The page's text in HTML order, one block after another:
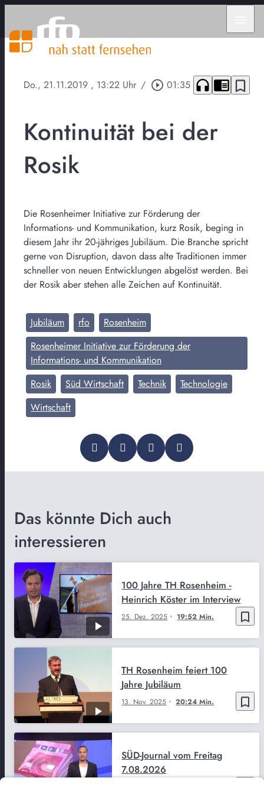
Do., 21.11.2019 , 13:22 Uhr / play_circle_outline 01:35 headphones chrome_reader_mode bookmark_border
Kontinuität bei der
Rosik
Die Rosenheimer Initiative zur Förderung der
Informations- und Kommunikation, kurz Rosik, beging in
diesem Jahr ihr 20-jähriges Jubiläum. Die Branche spricht
gerne von Disruption, davon dass alte Traditionen immer
schneller von neuen Entwicklungen abgelöst werden. Bei
der Rosik aber stehen alle Zeichen auf Kontinuität.
Jubiläum rfo
Rosenheim
Rosenheimer Initiative zur Förderung der
Informations- und Kommunikation
Rosik
Süd Wirtschaft Technik
Technologie
Wirtschaft
Das könnte Dich auch
interessieren
bookmark_border
25. Dez. 2025 19:52 Min.
100 Jahre TH Rosenheim -
Heinrich Köster im Interview
bookmark_border
13. Nov. 2025 20:24 Min.
TH Rosenheim feiert 100
Jahre Jubiläum
SÜD-Journal vom Freitag
7.08.2026